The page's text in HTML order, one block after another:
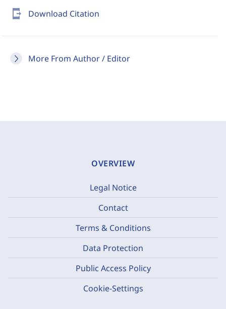
send_to_mobile Download Citation
More From Author / Editor
OVERVIEW
Legal Notice
Contact
Terms & Conditions
Data Protection
Public Access Policy
Cookie-Settings